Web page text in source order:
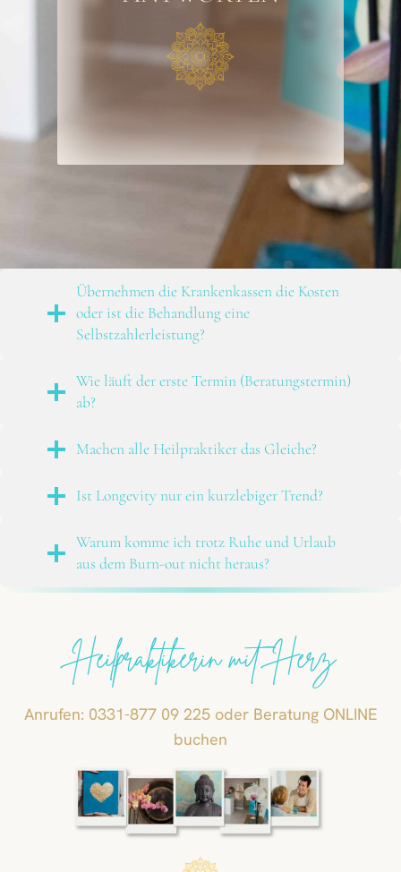
Übernehmen die Krankenkassen die Kosten
oder ist die Behandlung eine
Selbstzahlerleistung?
Wie läuft der erste Termin (Beratungstermin)
ab?
Machen alle Heilpraktiker das Gleiche?
Ist Longevity nur ein kurzlebiger Trend?
Warum komme ich trotz Ruhe und Urlaub
aus dem Burn-out nicht heraus?
Heilpraktikerin mit Herz
Anrufen: 0331-877 09 225 oder Beratung ONLINE
buchen